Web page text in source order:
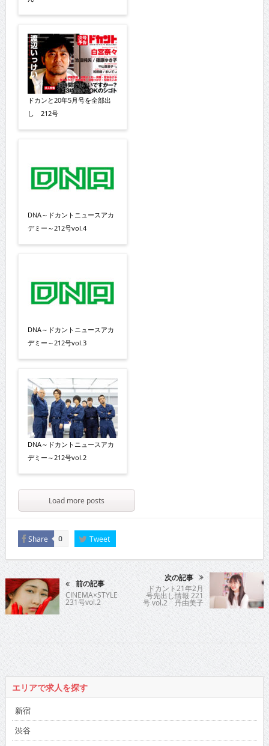
ドカンと20年5月号を全部出
し 212号
DNA～ドカントニュースアカ
デミー～212号vol.4
DNA～ドカントニュースアカ
デミー～212号vol.3
DNA～ドカントニュースアカ
デミー～212号vol.2
Load more posts
Share 0 Tweet
前の記事
CINEMA×STYLE
231号vol.2
次の記事
ドカント21年2月
号先出し情報 221
号 vol.2 丹由美子
さん
エリアで求人を探す
新宿
渋谷